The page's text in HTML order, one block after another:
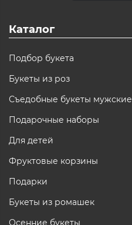
Каталог
Подбор букета
Букеты из роз
Съедобные букеты мужские
Подарочные наборы
Для детей
Фруктовые корзины
Подарки
Букеты из ромашек
Осенние букеты